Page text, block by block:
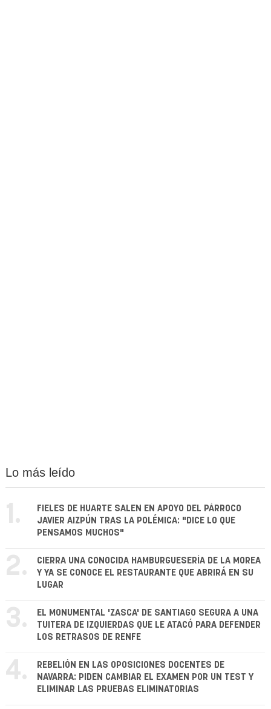
Lo más leído
1.
FIELES DE HUARTE SALEN EN APOYO DEL PÁRROCO
JAVIER AIZPÚN TRAS LA POLÉMICA: "DICE LO QUE
PENSAMOS MUCHOS"
2.
CIERRA UNA CONOCIDA HAMBURGUESERÍA DE LA MOREA
Y YA SE CONOCE EL RESTAURANTE QUE ABRIRÁ EN SU
LUGAR
3.
EL MONUMENTAL 'ZASCA' DE SANTIAGO SEGURA A UNA
TUITERA DE IZQUIERDAS QUE LE ATACÓ PARA DEFENDER
LOS RETRASOS DE RENFE
4.
REBELIÓN EN LAS OPOSICIONES DOCENTES DE
NAVARRA: PIDEN CAMBIAR EL EXAMEN POR UN TEST Y
ELIMINAR LAS PRUEBAS ELIMINATORIAS